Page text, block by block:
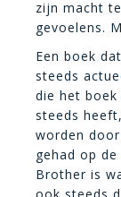
zijn macht
gevoelens.
Een boek
steeds
die het
steeds
worden
gehad op de
Brother is